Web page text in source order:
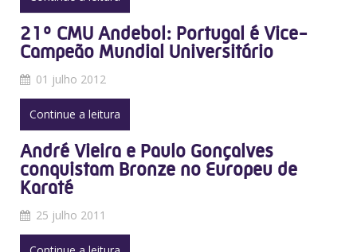
21º CMU Andebol: Portugal é Vice-
Campeão Mundial Universitário
01 julho 2012
Continue a leitura
André Vieira e Paulo Gonçalves
conquistam Bronze no Europeu de
Karaté
25 julho 2011